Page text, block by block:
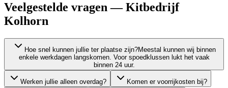
Veelgestelde vragen — Kitbedrijf
Kolhorn
Hoe snel kunnen jullie ter plaatse zijn?Meestal kunnen wij binnen
enkele werkdagen langskomen. Voor spoedklussen lukt het vaak
binnen 24 uur.
Werken jullie alleen overdag? Komen er voorrijkosten bij?